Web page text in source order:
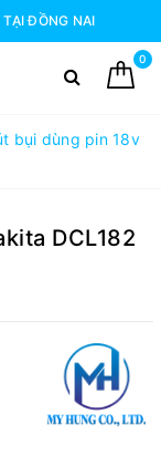
ĐỒNG NAI
0
bụi dùng pin 18v
DCL182